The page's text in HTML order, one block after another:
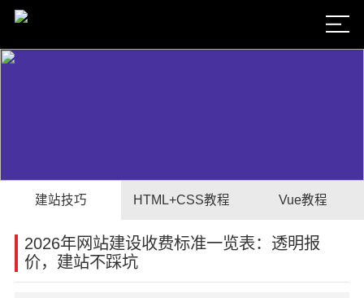
建站技巧 HTML+CSS教程 Vue教程
2026年网站建设收费标准一览表：透明报
价，建站不踩坑